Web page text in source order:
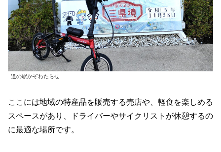
道の駅かぞわたらせ
ここには地域の特産品を販売する売店や、軽食を楽しめる
スペースがあり、ドライバーやサイクリストが休憩するの
に最適な場所です。